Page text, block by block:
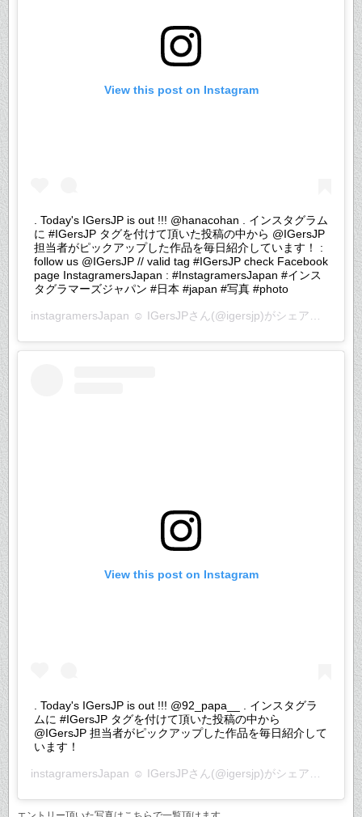
View this post on Instagram
. Today's IGersJP is out !!! @hanacohan . インスタグラム
に #IGersJP タグを付けて頂いた投稿の中から @IGersJP
担当者がピックアップした作品を毎日紹介しています！ :
follow us @IGersJP // valid tag #IGersJP check Facebook
page InstagramersJapan : #InstagramersJapan #インス
タグラマーズジャパン #日本 #japan #写真 #photo
instagramersJapan ☺︎ IGersJPさん(@igersjp)がシェアした投稿 –
View this post on Instagram
. Today's IGersJP is out !!! @92_papa__ . インスタグラ
ムに #IGersJP タグを付けて頂いた投稿の中から
@IGersJP 担当者がピックアップした作品を毎日紹介して
います！
instagramersJapan ☺︎ IGersJPさん(@igersjp)がシェアした投稿 –